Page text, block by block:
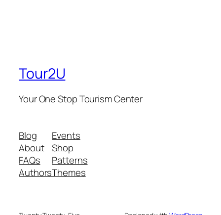
Tour2U
Your One Stop Tourism Center
Blog
About
FAQs
Authors
Events
Shop
Patterns
Themes